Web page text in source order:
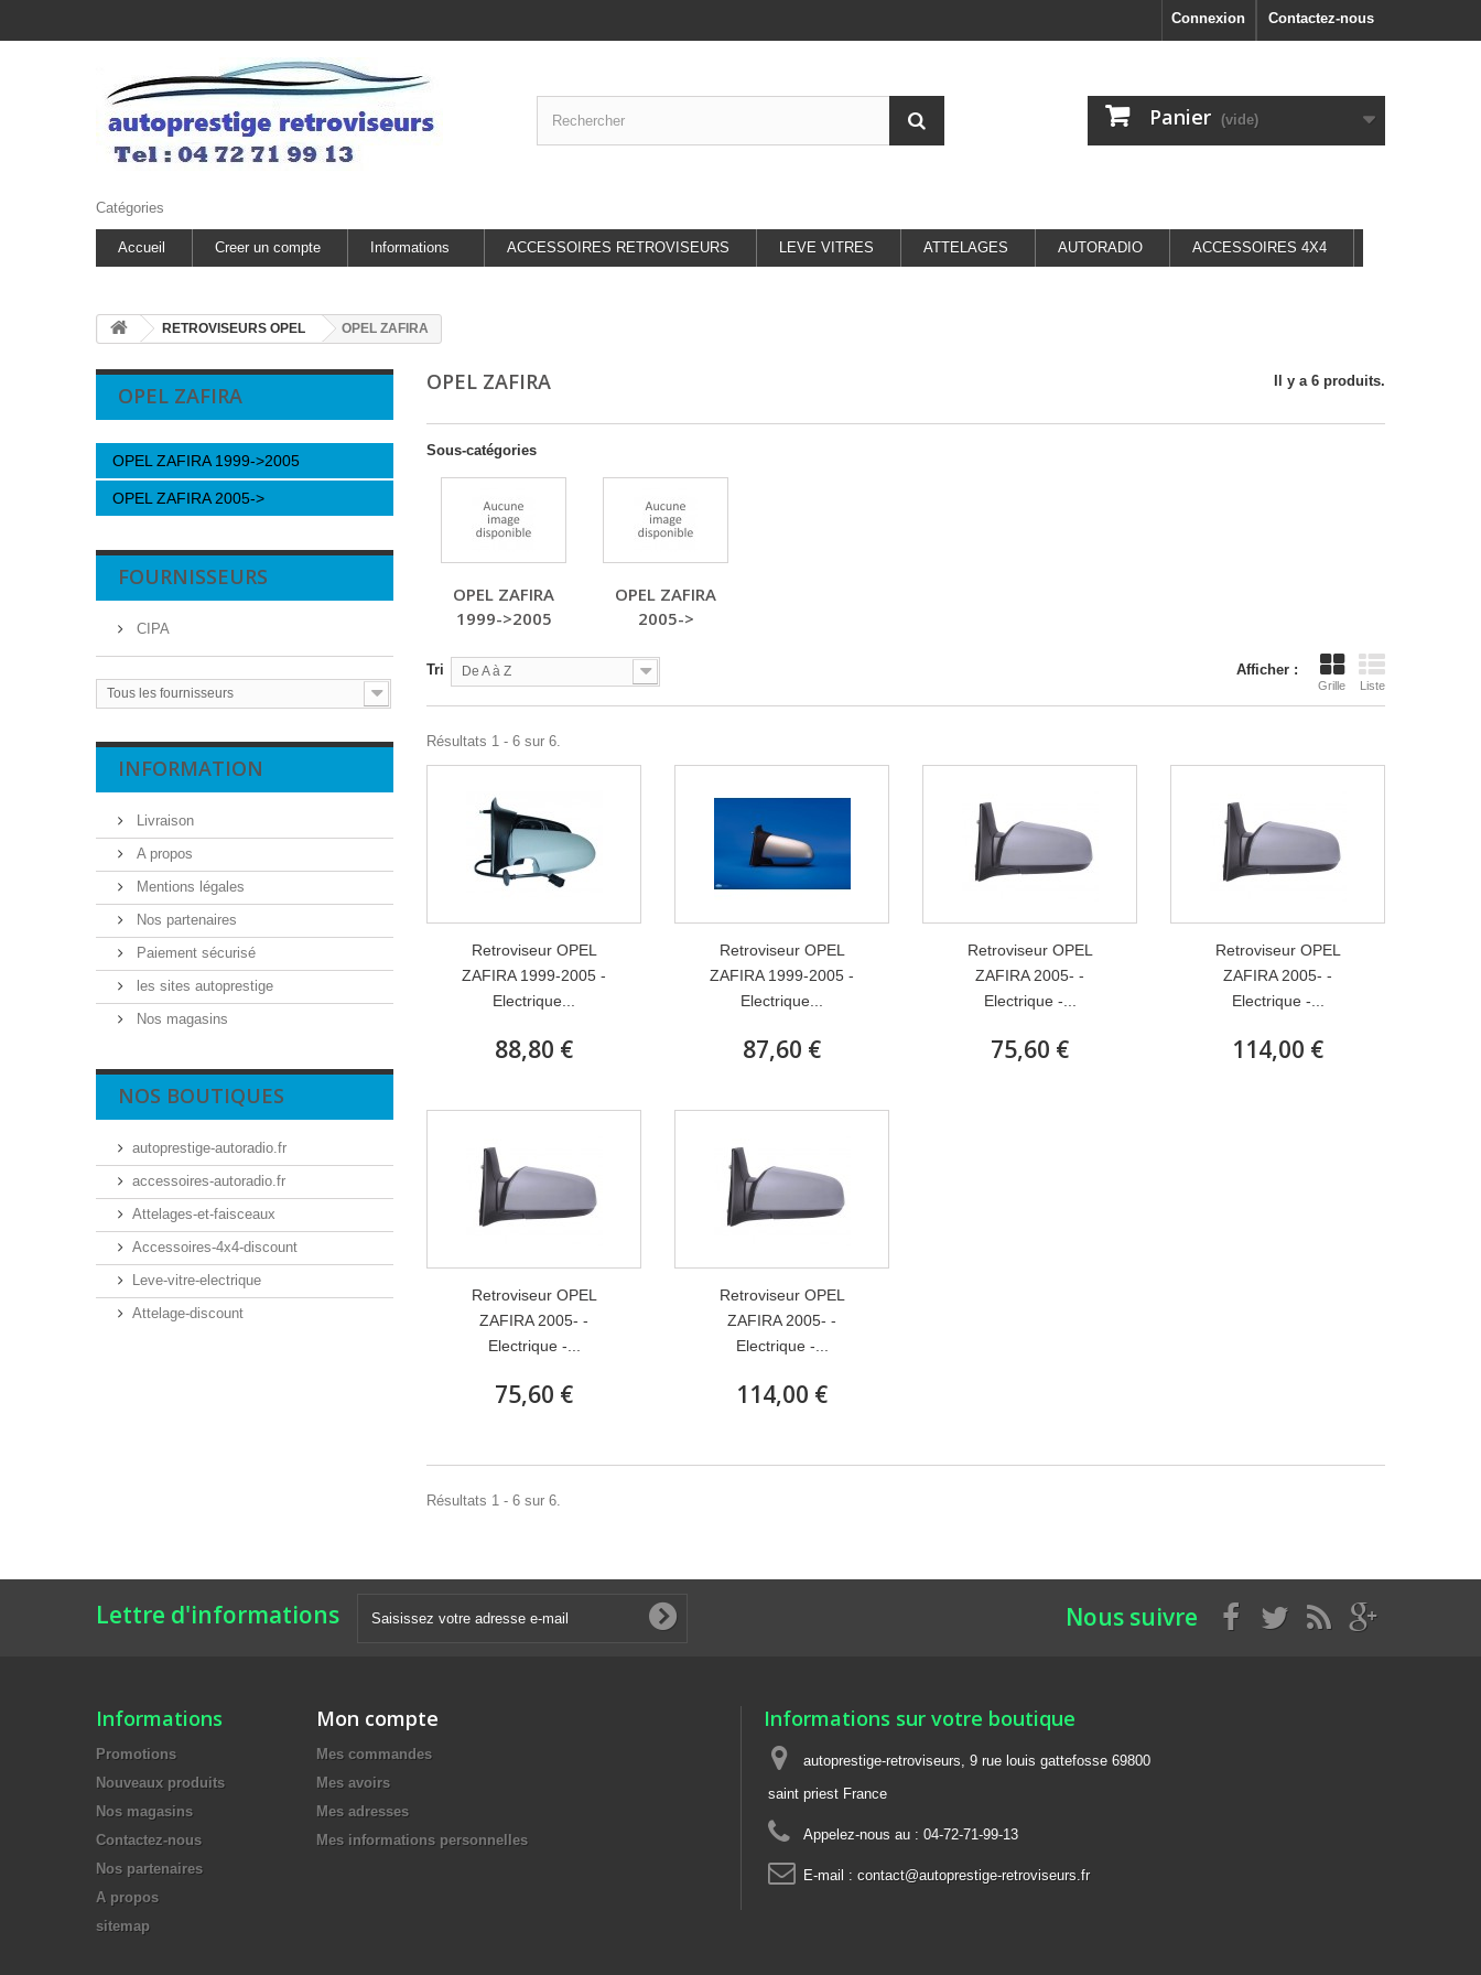
Contactez-nous
Connexion
Panier (vide)
Catégories
Accueil Creer un compte Informations ACCESSOIRES RETROVISEURS LEVE VITRES ATTELAGES AUTORADIO ACCESSOIRES 4X4
RETROVISEURS OPEL OPEL ZAFIRA
OPEL ZAFIRA
OPEL ZAFIRA 1999->2005
OPEL ZAFIRA 2005->
FOURNISSEURS
CIPA
Tous les fournisseurs
INFORMATION
Livraison
A propos
Mentions légales
Nos partenaires
Paiement sécurisé
les sites autoprestige
Nos magasins
NOS BOUTIQUES
autoprestige-autoradio.fr
accessoires-autoradio.fr
Attelages-et-faisceaux
Accessoires-4x4-discount
Leve-vitre-electrique
Attelage-discount
OPEL ZAFIRA Il y a 6 produits.
Sous-catégories
OPEL ZAFIRA
1999->2005
OPEL ZAFIRA
2005->
Afficher :
Grille Liste
Tri De A à Z
Résultats 1 - 6 sur 6.
Retroviseur OPEL
ZAFIRA 1999-2005 -
Electrique...
88,80 €
Retroviseur OPEL
ZAFIRA 1999-2005 -
Electrique...
87,60 €
Retroviseur OPEL
ZAFIRA 2005- -
Electrique -...
75,60 €
Retroviseur OPEL
ZAFIRA 2005- -
Electrique -...
114,00 €
Retroviseur OPEL
ZAFIRA 2005- -
Electrique -...
75,60 €
Retroviseur OPEL
ZAFIRA 2005- -
Electrique -...
114,00 €
Résultats 1 - 6 sur 6.
Lettre d'informations Nous suivre
Informations
Promotions
Nouveaux produits
Nos magasins
Contactez-nous
Nos partenaires
A propos
sitemap
Mon compte
Mes commandes
Mes avoirs
Mes adresses
Mes informations personnelles
Informations sur votre boutique
autoprestige-retroviseurs, 9 rue louis gattefosse 69800
saint priest France
Appelez-nous au : 04-72-71-99-13
E-mail : contact@autoprestige-retroviseurs.fr